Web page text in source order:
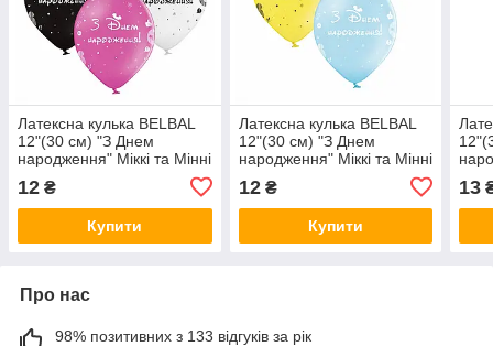
Латексна кулька BELBAL
12"(30 см) "З Днем
народження" Міккі та Мінні
12 ₴
Купити
Латексна кулька BELBAL
12"(30 см) "З Днем
народження" Міккі та Мінні
12₴
Купити
13
Про нас
98% позитивних з 133 відгуків за рік